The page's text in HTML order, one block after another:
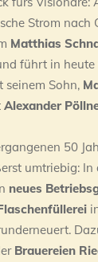
Strom nach
Matthias
führt in
seinem Sohn,
Alexander
50
umtriebig: In
neues
Brauereien